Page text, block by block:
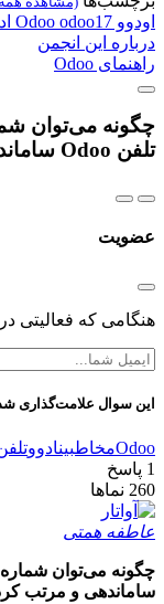
اودوو Odoo odoo17
درباره این انجمن
راهنمای Odoo
چگونه می‌توان
تلفن Odoo ساماندهی و مرتب کرد؟
عضویت
هنگامی که فعالیتی
این سوال علامت‌گذاری
Odooمخاطبینادوو
1 پاسخ
260 نماها
عاطفه همتی
ساماندهی و مرتب